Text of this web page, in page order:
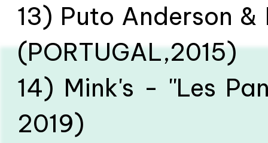
13) Puto Anderson
(PORTUGAL,2015)
14) Mink's - ''Les
2019)